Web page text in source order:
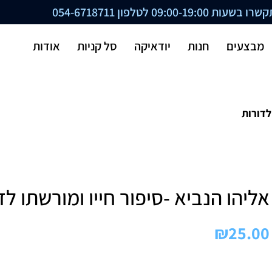
09:00-19:00 לטלפון 054-6718711
מבצעים חנות יודאיקה סל קניות אודות
אליהו הנביא -סיפור חייו ומורשתו
₪25.00